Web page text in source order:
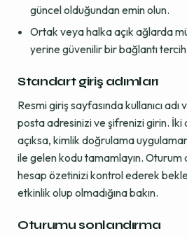
güncel olduğundan emin olun.
Ortak veya halka açık ağlarda
yerine güvenilir bir bağlantı
Standart giriş adımları
Resmi giriş sayfasında kullanıcı adı
posta adresinizi ve şifrenizi girin. İki
açıksa, kimlik doğrulama
ile gelen kodu tamamlayın. Oturum
hesap özetinizi kontrol ederek
etkinlik olup olmadığına bakın.
Oturumu sonlandırma